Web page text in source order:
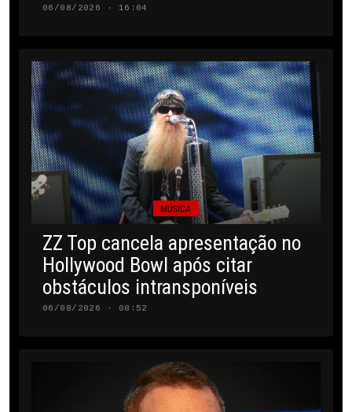
06/08/2026 · 16:04
MÚSICA
ZZ Top cancela apresentação no
Hollywood Bowl após citar
obstáculos intransponíveis
06/08/2026 · 08:52